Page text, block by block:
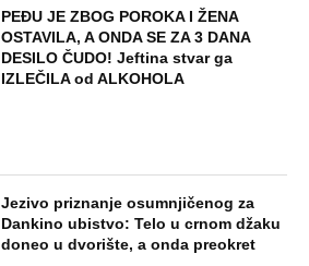
PEĐU JE ZBOG POROKA I ŽENA
OSTAVILA, A ONDA SE ZA 3 DANA
DESILO ČUDO! Jeftina stvar ga
IZLEČILA od ALKOHOLA
Jezivo priznanje osumnjičenog za
Dankino ubistvo: Telo u crnom džaku
doneo u dvorište, a onda preokret